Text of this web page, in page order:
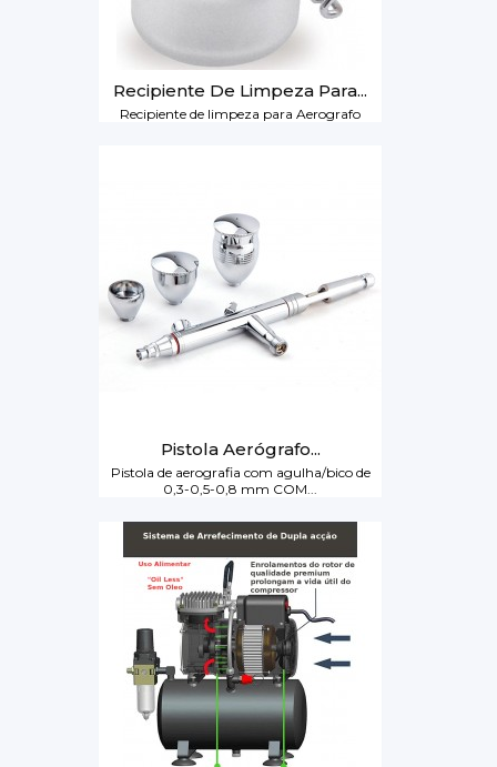
Recipiente De Limpeza Para...
Recipiente de limpeza para Aerografo
Pistola Aerógrafo...
Pistola de aerografia com agulha/bico de
0,3-0,5-0,8 mm COM...